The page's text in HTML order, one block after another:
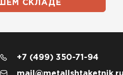
СКЛАДЕ
+7 (499) 350-71-94
mail@metallshtaketnik.ru